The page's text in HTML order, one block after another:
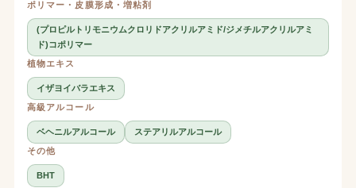
ポリマー・皮膜形成・増粘剤
(プロピルトリモニウムクロリドアクリルアミド/ジメチルアクリルアミ
ド)コポリマー
植物エキス
イザヨイバラエキス
高級アルコール
ベヘニルアルコール
ステアリルアルコール
その他
BHT